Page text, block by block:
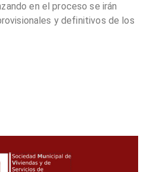
en el proceso se irán
y definitivos de los